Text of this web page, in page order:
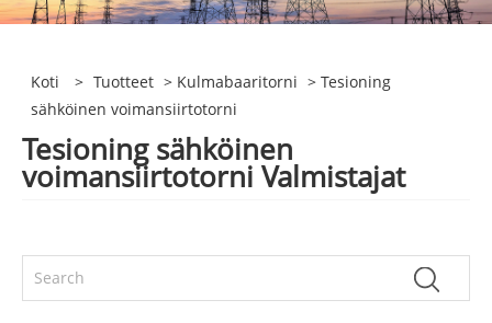
Koti > Tuotteet > Kulmabaaritorni > Tesioning
sähköinen voimansiirtotorni
Tesioning sähköinen
voimansiirtotorni Valmistajat